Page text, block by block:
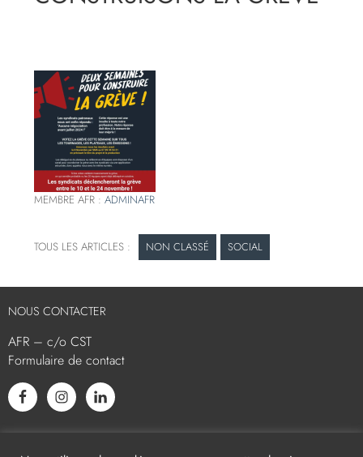
MEMBRE AFR :ADMINAFR
NON CLASSÉ SOCIAL
NOUS CONTACTER
AFR – c/o CST
Formulaire de contact